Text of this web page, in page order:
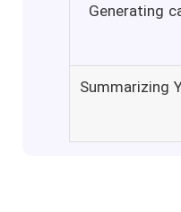
Generating
Summarizing